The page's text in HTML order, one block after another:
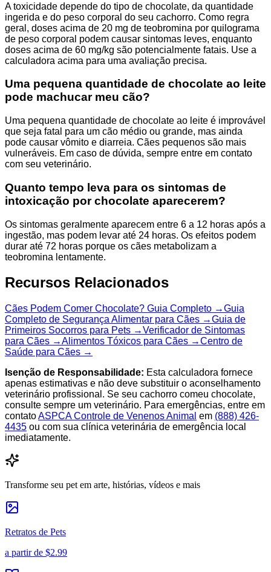
A toxicidade depende do tipo de chocolate, da quantidade
ingerida e do peso corporal do seu cachorro. Como regra
geral, doses acima de 20 mg de teobromina por quilograma
de peso corporal podem causar sintomas leves, enquanto
doses acima de 60 mg/kg são potencialmente fatais. Use a
calculadora acima para uma avaliação precisa.
Uma pequena quantidade de chocolate ao leite
pode machucar meu cão?
Uma pequena quantidade de chocolate ao leite é improvável
que seja fatal para um cão médio ou grande, mas ainda
pode causar vômito e diarreia. Cães pequenos são mais
vulneráveis. Em caso de dúvida, sempre entre em contato
com seu veterinário.
Quanto tempo leva para os sintomas de
intoxicação por chocolate aparecerem?
Os sintomas geralmente aparecem entre 6 a 12 horas após a
ingestão, mas podem levar até 24 horas. Os efeitos podem
durar até 72 horas porque os cães metabolizam a
teobromina lentamente.
Recursos Relacionados
Cães Podem Comer Chocolate? Guia Completo →Guia
Completo de Segurança Alimentar para Cães →Guia de
Primeiros Socorros para Pets →Verificador de Sintomas
para Cães →Alimentos Tóxicos para Cães →Centro de
Saúde para Cães →
Isenção de Responsabilidade: Esta calculadora fornece
apenas estimativas e não deve substituir o aconselhamento
veterinário profissional. Se seu cachorro comeu chocolate,
consulte sempre um veterinário. Para emergências, entre em
contatoASPCA Controle de Venenos Animal em (888) 426-
4435 ou com sua clínica veterinária de emergência local
imediatamente.
Transforme seu pet em arte, histórias, vídeos e mais
Retratos de Pets
a partir de $2.99